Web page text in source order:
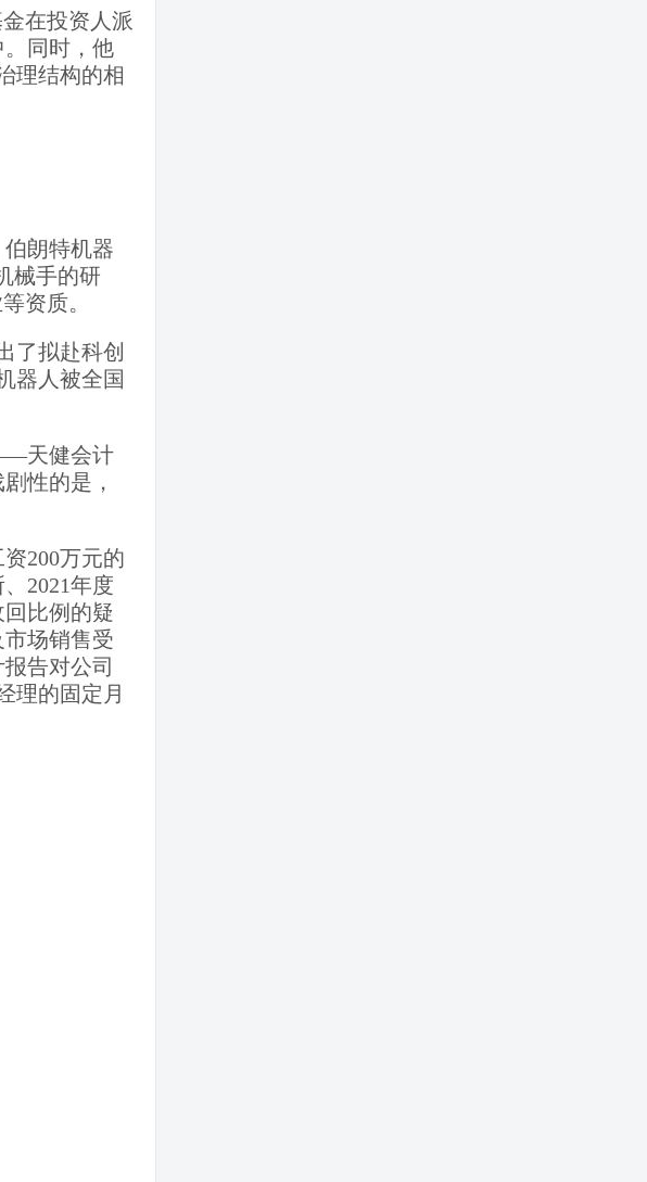
在投资人派
同时，他
理结构的相
朗特机器
械手的研
资质。
了拟赴科创
器人被全国
天健会计
性的是，
200万元的
2021年度
比例的疑
场销售受
告对公司
理的固定月